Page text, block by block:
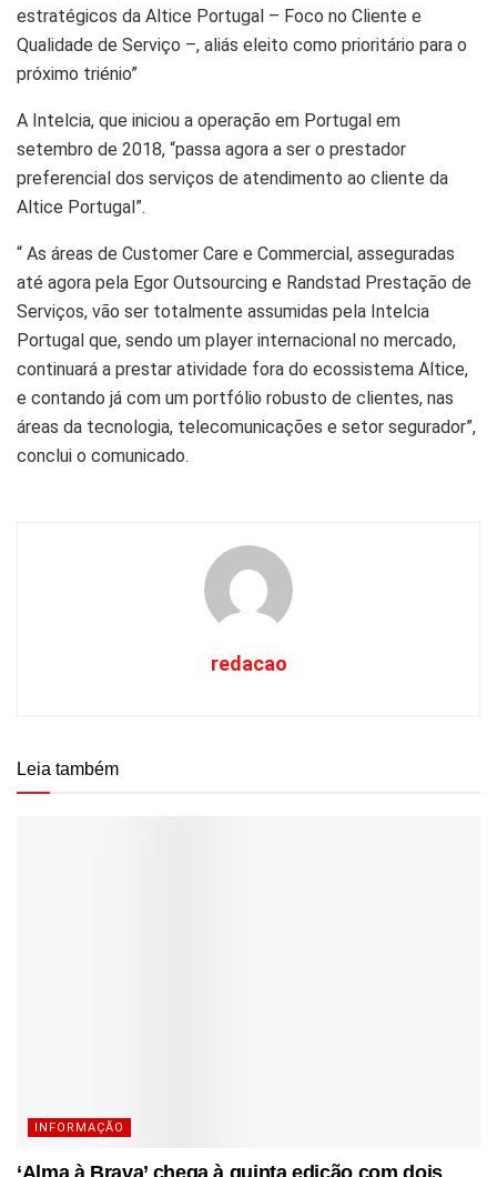
estratégicos da Altice Portugal – Foco no Cliente e
Qualidade de Serviço –, aliás eleito como prioritário para o
próximo triénio”
A Intelcia, que iniciou a operação em Portugal em
setembro de 2018, “passa agora a ser o prestador
preferencial dos serviços de atendimento ao cliente da
Altice Portugal”.
“ As áreas de Customer Care e Commercial, asseguradas
até agora pela Egor Outsourcing e Randstad Prestação de
Serviços, vão ser totalmente assumidas pela Intelcia
Portugal que, sendo um player internacional no mercado,
continuará a prestar atividade fora do ecossistema Altice,
e contando já com um portfólio robusto de clientes, nas
áreas da tecnologia, telecomunicações e setor segurador”,
conclui o comunicado.
redacao
Leia também
INFORMAÇÃO